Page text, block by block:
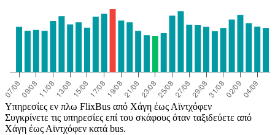
Υπηρεσίες εν πλω FlixBus από Χάγη έως Αϊντχόφεν
Συγκρίνετε τις υπηρεσίες επί του σκάφους όταν ταξιδεύετε από
Χάγη έως Αϊντχόφεν κατά bus.